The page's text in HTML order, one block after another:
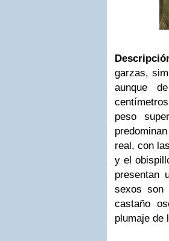
garzas,
aunque
peso
real, con
y el
presentan
sexos son
castaño
plumaje de